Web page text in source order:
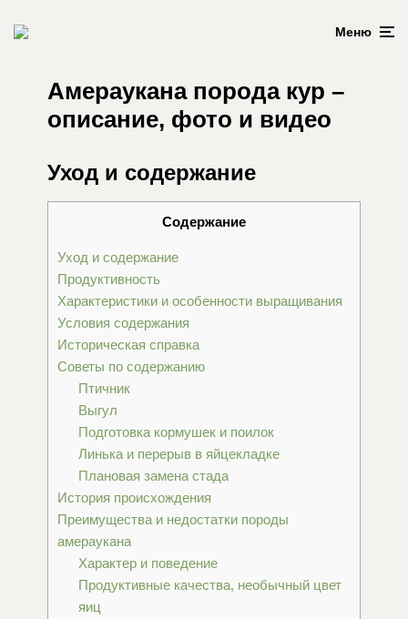
Меню
Амераукана порода кур –
описание, фото и видео
Уход и содержание
Содержание
Уход и содержание
Продуктивность
Характеристики и особенности выращивания
Условия содержания
Историческая справка
Советы по содержанию
Птичник
Выгул
Подготовка кормушек и поилок
Линька и перерыв в яйцекладке
Плановая замена стада
История происхождения
Преимущества и недостатки породы
амераукана
Характер и поведение
Продуктивные качества, необычный цвет
яиц